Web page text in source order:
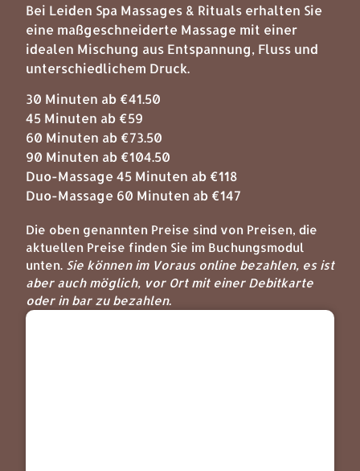
Bei Leiden Spa Massages & Rituals erhalten Sie
eine maßgeschneiderte Massage mit einer
idealen Mischung aus Entspannung, Fluss und
unterschiedlichem Druck.
30 Minuten ab €41.50
45 Minuten ab €59
60 Minuten ab €73.50
90 Minuten ab €104.50
Duo-Massage 45 Minuten ab €118
Duo-Massage 60 Minuten ab €147
Die oben genannten Preise sind von Preisen, die
aktuellen Preise finden Sie im Buchungsmodul
unten. Sie können im Voraus online bezahlen, es ist
aber auch möglich, vor Ort mit einer Debitkarte
oder in bar zu bezahlen.